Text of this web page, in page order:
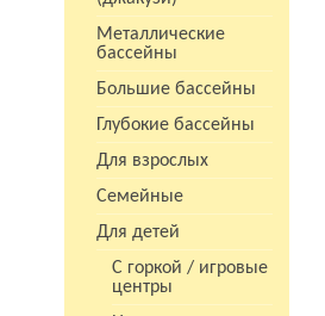
Металлические
бассейны
Большие бассейны
Глубокие бассейны
Для взрослых
Семейные
Для детей
С горкой / игровые
центры